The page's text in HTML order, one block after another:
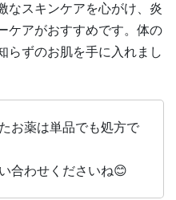
なスキンケアを心がけ、炎
ケアがおすすめです。体の
らずのお肌を手に入れまし
お薬は単品でも処方で
合わせくださいね😊